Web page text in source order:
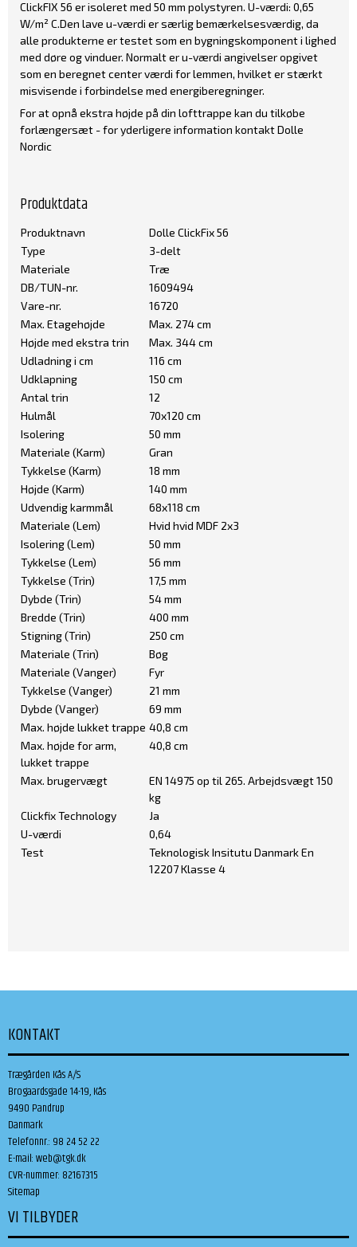
ClickFIX 56 er isoleret med 50 mm polystyren. U-værdi: 0,65
W/m² C.Den lave u-værdi er særlig bemærkelsesværdig, da
alle produkterne er testet som en bygningskomponent i lighed
med døre og vinduer. Normalt er u-værdi angivelser opgivet
som en beregnet center værdi for lemmen, hvilket er stærkt
misvisende i forbindelse med energiberegninger.
For at opnå ekstra højde på din lofttrappe kan du tilkøbe
forlængersæt - for yderligere information kontakt Dolle
Nordic
Produktdata
Produktnavn
Dolle ClickFix 56
Type
3-delt
Materiale
Træ
DB/TUN-nr.
1609494
Vare-nr.
16720
Max. Etagehøjde
Max. 274 cm
Højde med ekstra trin
Max. 344 cm
Udladning i cm
116 cm
Udklapning
150 cm
Antal trin
12
Hulmål
70x120 cm
Isolering
50 mm
Materiale (Karm)
Gran
Tykkelse (Karm)
18 mm
Højde (Karm)
140 mm
Udvendig karmmål
68x118 cm
Materiale (Lem)
Hvid hvid MDF 2x3
Isolering (Lem)
50 mm
Tykkelse (Lem)
56 mm
Tykkelse (Trin)
17,5 mm
Dybde (Trin)
54 mm
Bredde (Trin)
400 mm
Stigning (Trin)
250 cm
Materiale (Trin)
Bøg
Materiale (Vanger)
Fyr
Tykkelse (Vanger)
21 mm
Dybde (Vanger)
69 mm
Max. højde lukket trappe 40,8 cm
Max. højde for arm,
lukket trappe
40,8 cm
Max. brugervægt
EN 14975 op til 265. Arbejdsvægt 150
kg
Clickfix Technology
Ja
U-værdi
0,64
Test
Teknologisk Insitutu Danmark En
12207 Klasse 4
KONTAKT
Trægården Kås A/S
Brogaardsgade 14-19, Kås
9490 Pandrup
Danmark
Telefonnr.: 98 24 52 22
E-mail:web@tgk.dk
CVR-nummer: 82167315
Sitemap
VI TILBYDER